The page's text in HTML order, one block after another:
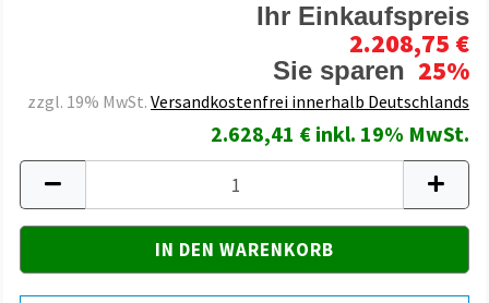
Ihr Einkaufspreis
2.208,75 €
Sie sparen 25%
zzgl. 19% MwSt. Versandkostenfrei innerhalb Deutschlands
2.628,41 € inkl. 19% MwSt.